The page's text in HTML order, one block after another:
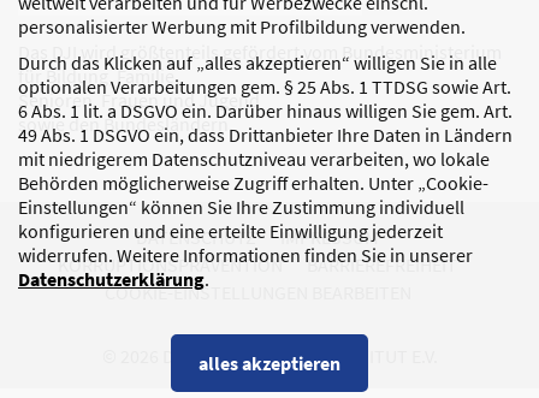
personalisierter Werbung mit Profilbildung verwenden.
Durch das Klicken auf „alles akzeptieren“ willigen Sie in alle
optionalen Verarbeitungen gem. § 25 Abs. 1 TTDSG sowie Art.
6 Abs. 1 lit. a DSGVO ein. Darüber hinaus willigen Sie gem. Art.
49 Abs. 1 DSGVO ein, dass Drittanbieter Ihre Daten in Ländern
mit niedrigerem Datenschutzniveau verarbeiten, wo lokale
Behörden möglicherweise Zugriff erhalten. Unter „Cookie-
Einstellungen“ können Sie Ihre Zustimmung individuell
konfigurieren und eine erteilte Einwilligung jederzeit
widerrufen. Weitere Informationen finden Sie in unserer
Datenschutzerklärung.
alles akzeptieren
Das DJI wird größtenteils gefördert vom Bundesministerium
für Bildung, Familie,
Senioren, Frauen und Jugend
sowie den Bundesländern.
DATENSCHUTZ
IMPRESSUM
KORRUPTIONSPRÄVENTION
BARRIEREFREIHEIT
COOKIE-EINSTELLUNGEN BEARBEITEN
© 2026 DEUTSCHES JUGENDINSTITUT E.V.